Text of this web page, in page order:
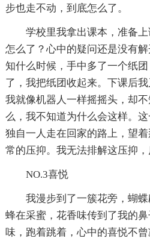
步也走不动，到底怎么了。
学校里我拿出课本，准备
怎么了？心中的疑问还是没有
知什么时候，手中多了一个纸
了，我把纸团收起来。下课后
我就像机器人一样摇摇头，却
么，我不知道为什么会这样。
独自一人走在回家的路上，望
常的压抑。我无法排解这压抑，
NO.3喜悦
我漫步到了一簇花旁，蝴
蜂在采蜜，花香味传到了我的
味，跑着跳着，心中的喜悦不